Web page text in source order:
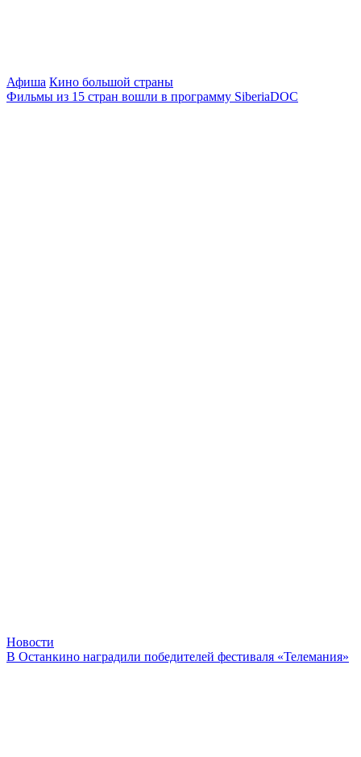
Афиша Кино большой страны
Фильмы из 15 стран вошли в программу SiberiaDOC
Новости
В Останкино наградили победителей фестиваля «Телемания»